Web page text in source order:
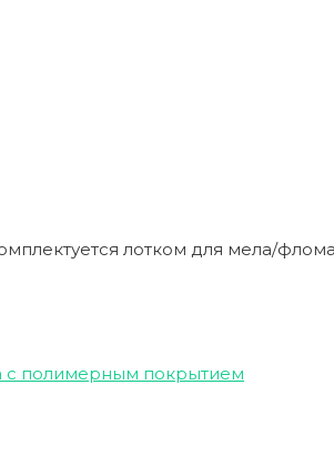
лотком для мела/
с полимерным покрытием